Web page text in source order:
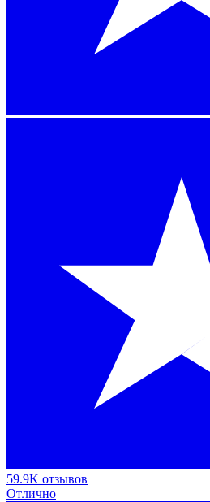
59.9K отзывов
Отлично